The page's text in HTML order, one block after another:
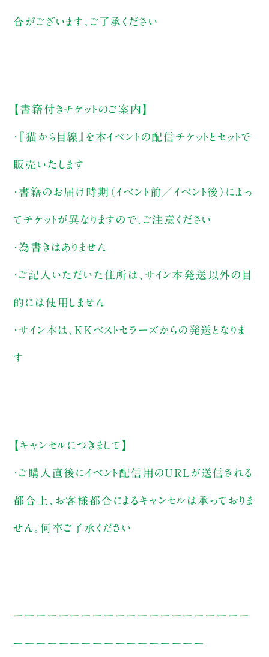
合がございます。ご了承ください
【書籍付きチケットのご案内】
・『猫から目線』を本イベントの配信チケットとセットで
販売いたします
・書籍のお届け時期（イベント前／イベント後）によっ
てチケットが異なりますので、ご注意ください
・為書きはありません
・ご記入いただいた住所は、サイン本発送以外の目
的には使用しません
・サイン本は、KKベストセラーズからの発送となりま
す
【キャンセルにつきまして】
・ご購入直後にイベント配信用のURLが送信される
都合上、お客様都合によるキャンセルは承っておりま
せん。何卒ご了承ください
ーーーーーーーーーーーーーーーーーーーーー
ーーーーーーーーーーーーーーーーー